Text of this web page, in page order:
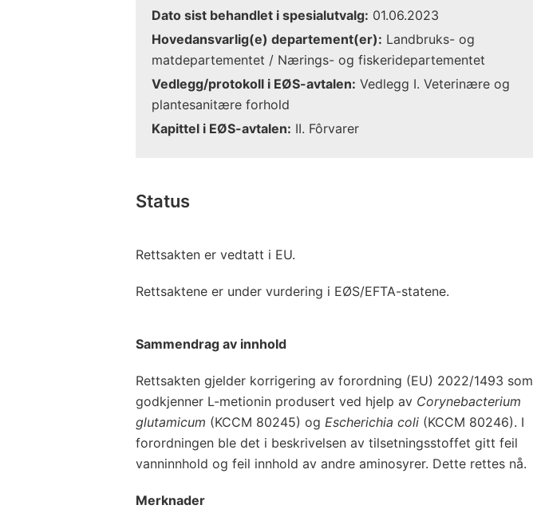
Dato sist behandlet i spesialutvalg: 01.06.2023
Hovedansvarlig(e) departement(er): Landbruks- og
matdepartementet / Nærings- og fiskeridepartementet
Vedlegg/protokoll i EØS-avtalen: Vedlegg I. Veterinære og
plantesanitære forhold
Kapittel i EØS-avtalen: II. Fôrvarer
Status
Rettsakten er vedtatt i EU.
Rettsaktene er under vurdering i EØS/EFTA-statene.
Sammendrag av innhold
Rettsakten gjelder korrigering av forordning (EU) 2022/1493 som
godkjenner L-metionin produsert ved hjelp av Corynebacterium
glutamicum (KCCM 80245) og Escherichia coli (KCCM 80246). I
forordningen ble det i beskrivelsen av tilsetningsstoffet gitt feil
vanninnhold og feil innhold av andre aminosyrer. Dette rettes nå.
Merknader